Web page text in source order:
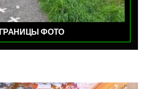
ГРАНИЦЫ ФОТО